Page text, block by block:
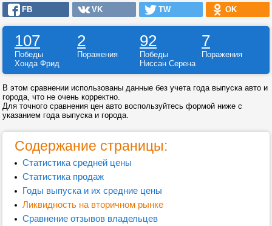
FB VK TW OK
107 2 92 7
Победы Поражения Победы
Поражения
Хонда Фрид
Ниссан Серена
В этом сравнении использованы данные без учета года выпуска авто и
города, что не очень корректно.
Для точного сравнения цен авто воспользуйтесь формой ниже с
указанием года выпуска и города.
Содержание страницы:
Статистика средней цены
Статистика продаж
Годы выпуска и их средние цены
Ликвидность на вторичном рынке
Сравнение отзывов владельцев